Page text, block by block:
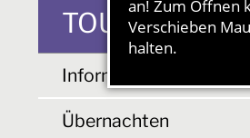
TOURISMUS
Informationen &
Übernachten